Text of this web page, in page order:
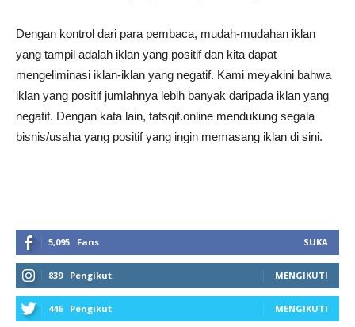
Dengan kontrol dari para pembaca, mudah-mudahan iklan
yang tampil adalah iklan yang positif dan kita dapat
mengeliminasi iklan-iklan yang negatif. Kami meyakini bahwa
iklan yang positif jumlahnya lebih banyak daripada iklan yang
negatif. Dengan kata lain, tatsqif.online mendukung segala
bisnis/usaha yang positif yang ingin memasang iklan di sini.
5,095 Fans SUKA
839 Pengikut MENGIKUTI
446 Pengikut MENGIKUTI